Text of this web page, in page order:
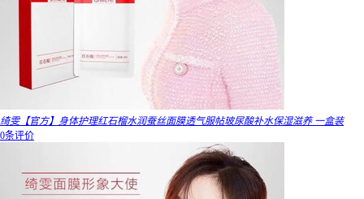
绮雯【官方】身体护理红石榴水润蚕丝面膜透气服帖玻尿酸补水保湿滋养 一盒装
0条评价